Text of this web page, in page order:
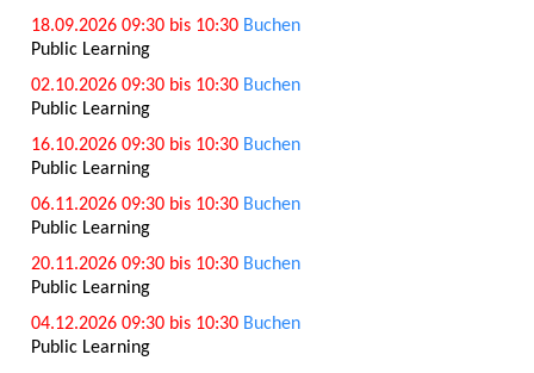
18.09.2026 09:30 bis 10:30 Buchen
Public Learning
02.10.2026 09:30 bis 10:30 Buchen
Public Learning
16.10.2026 09:30 bis 10:30 Buchen
Public Learning
06.11.2026 09:30 bis 10:30 Buchen
Public Learning
20.11.2026 09:30 bis 10:30 Buchen
Public Learning
04.12.2026 09:30 bis 10:30 Buchen
Public Learning